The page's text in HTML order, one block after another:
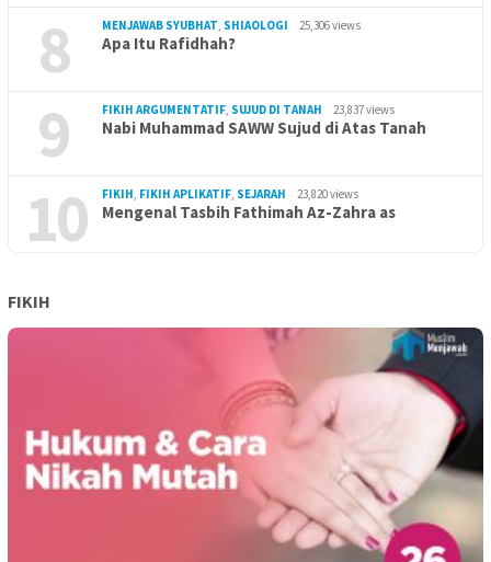
8 MENJAWAB SYUBHAT, SHIAOLOGI 25,306 views
Apa Itu Rafidhah?
9 FIKIH ARGUMENTATIF, SUJUD DI TANAH 23,837 views
Nabi Muhammad SAWW Sujud di Atas Tanah
10 FIKIH, FIKIH APLIKATIF, SEJARAH 23,820 views
Mengenal Tasbih Fathimah Az-Zahra as
FIKIH